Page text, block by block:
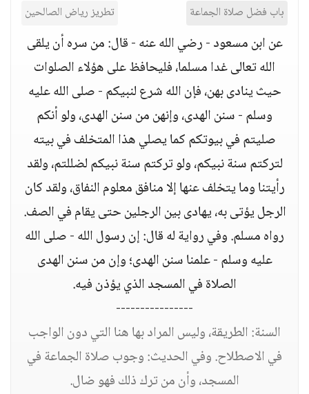
باب فضل صلاة الجماعة تطريز رياض الصالحين
عن ابن مسعود - رضي الله عنه - قال: من سره أن يلقى
الله تعالى غدا مسلما، فليحافظ على هؤلاء الصلوات
حيث ينادى بهن، فإن الله شرع لنبيكم - صلى الله عليه
وسلم - سنن الهدى، وإنهن من سنن الهدى، ولو أنكم
صليتم في بيوتكم كما يصلي هذا المتخلف في بيته
لتركتم سنة نبيكم، ولو تركتم سنة نبيكم لضللتم، ولقد
رأيتنا وما يتخلف عنها إلا منافق معلوم النفاق، ولقد كان
الرجل يؤتى به، يهادى بين الرجلين حتى يقام في الصف.
رواه مسلم. وفي رواية له قال: إن رسول الله - صلى الله
عليه وسلم - علمنا سنن الهدى؛ وإن من سنن الهدى
الصلاة في المسجد الذي يؤذن فيه.
----------------
السنة: الطريقة، وليس المراد بها هنا التي دون الواجب
في الاصطلاح. وفي الحديث: وجوب صلاة الجماعة في
المسجد، وأن من ترك ذلك فهو ضال.